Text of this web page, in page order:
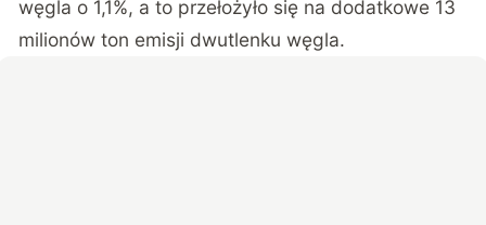
węgla o 1,1%, a to przełożyło się na dodatkowe 13
milionów ton emisji dwutlenku węgla.